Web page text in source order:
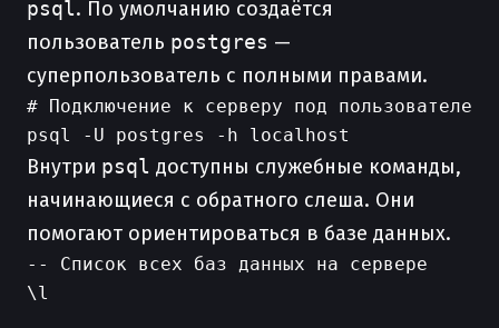
psql. По умолчанию создаётся
пользователь postgres —
суперпользователь с полными правами.
# Подключение к серверу под
Внутри psql доступны служебные команды,
начинающиеся с обратного слеша. Они
помогают ориентироваться в базе данных.
-- Список всех баз данных на сервере
\l